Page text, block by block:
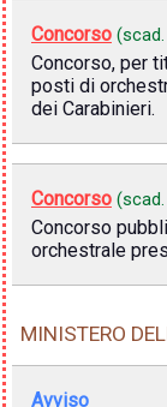
Concorso (scad.
Concorso, per
posti di
dei Carabinieri.
Concorso (scad.
Concorso
orchestrale
MINISTERO
Avviso